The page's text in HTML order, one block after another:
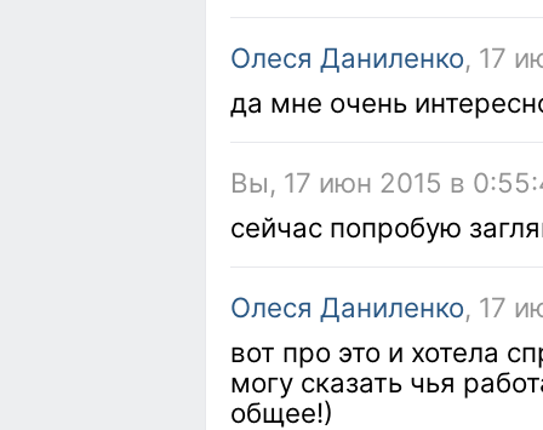
Олеся Даниленко, 17
да мне очень
Вы, 17 июн 2015 в
сейчас попробую
Олеся Даниленко, 17
вот про это и хотела
могу сказать чья
общее!)